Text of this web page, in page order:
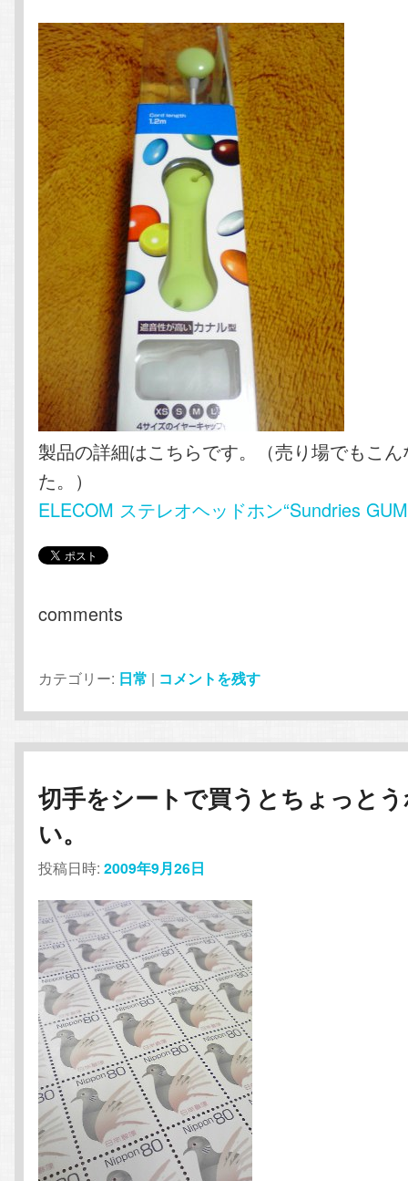
製品の詳細はこちらです。（売り場でもこ
た。）
ELECOM ステレオヘッドホン“Sundries
comments
カテゴリー: 日常 | コメントを残す
切手をシートで買うとちょっと
い。
投稿日時:2009年9月26日